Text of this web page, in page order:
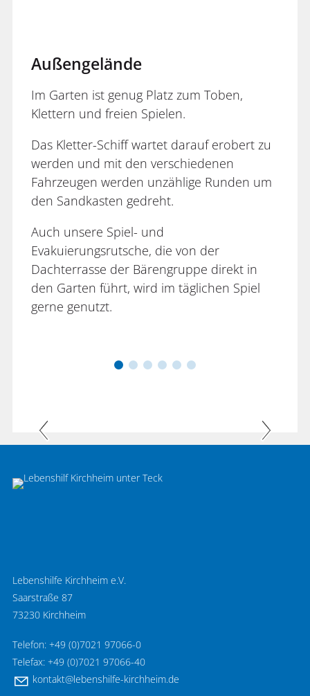
Außengelände
Im Garten ist genug Platz zum Toben,
Klettern und freien Spielen.
Das Kletter-Schiff wartet darauf erobert zu
werden und mit den verschiedenen
Fahrzeugen werden unzählige Runden um
den Sandkasten gedreht.
Auch unsere Spiel- und
Evakuierungsrutsche, die von der
Dachterrasse der Bärengruppe direkt in
den Garten führt, wird im täglichen Spiel
gerne genutzt.
Lebenshilfe Kirchheim e.V.
Saarstraße 87
73230 Kirchheim
Telefon: +49 (0)7021 97066-0
Telefax: +49 (0)7021 97066-40
k nt kt l b nsh lf -k rchh md